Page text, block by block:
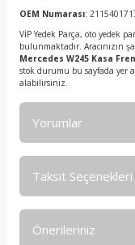
OEM Numarası:
VİP Yedek Parça, oto yedek
bulunmaktadır. Aracınızın
Mercedes W245 Kasa
stok durumu bu sayfada yer
alabilirsiniz.
Yorumlar
Taksit Seçenekleri
Önerileriniz